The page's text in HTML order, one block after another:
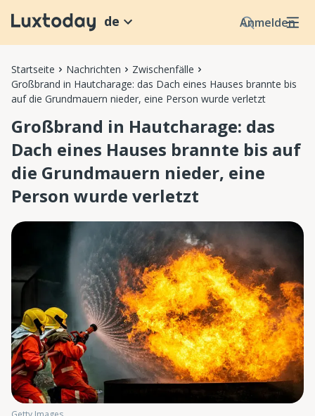
Anmelden
de
Startseite Nachrichten
Zwischenfälle
Großbrand in Hautcharage: das Dach eines Hauses brannte bis
auf die Grundmauern nieder, eine Person wurde verletzt
Großbrand in Hautcharage: das
Dach eines Hauses brannte bis auf
die Grundmauern nieder, eine
Person wurde verletzt